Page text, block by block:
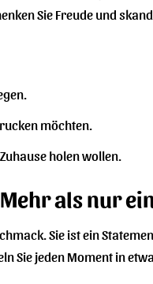
Sie Freude und
möchten.
holen wollen.
als nur
Sie ist ein
Sie jeden Moment in